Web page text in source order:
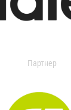
Партнер